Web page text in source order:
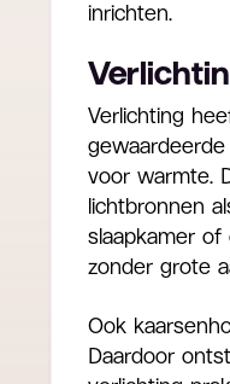
inrichten.
Verlichting
voor warmte.
lichtbronnen
slaapkamer
zonder grote
Ook
Daardoor